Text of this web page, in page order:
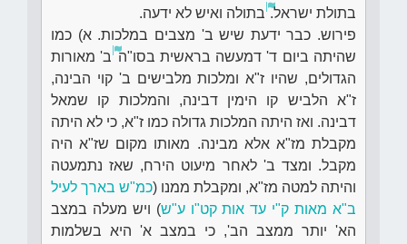
בתולת ישראל.בתולה ואיש לא ידעה.
פירוש. כבר ידעת שיש ב' מצבים במלכות. א) כמו
שהיתה ביום ד' דמעשה בראשית בסו"הב' מאורות
הגדולים, שהיו ז"א ומלכות מלבישים ב' קוי הבינה,
ז"א הלביש קו הימין דבינה, והמלכות קו שמאל
דבינה. ואז היתה המלכות גדולה כמו ז"א, כי לא היתה
מקבלת מז"א אלא מבינה. מאותו מקום שז"א היה
מקבל. ומצד ב' לאחר מיעוט הירח, שאז נתמעטה
והיתה למטה מז"א, ומקבלת ממנו (כמ"ש בארך לעיל
ב"א מאות ק"י עד אות קט"ו ע"ש) ויש מעלה במצב
הא' יותר ממצב הב', כי במצב א' היא בשלמות